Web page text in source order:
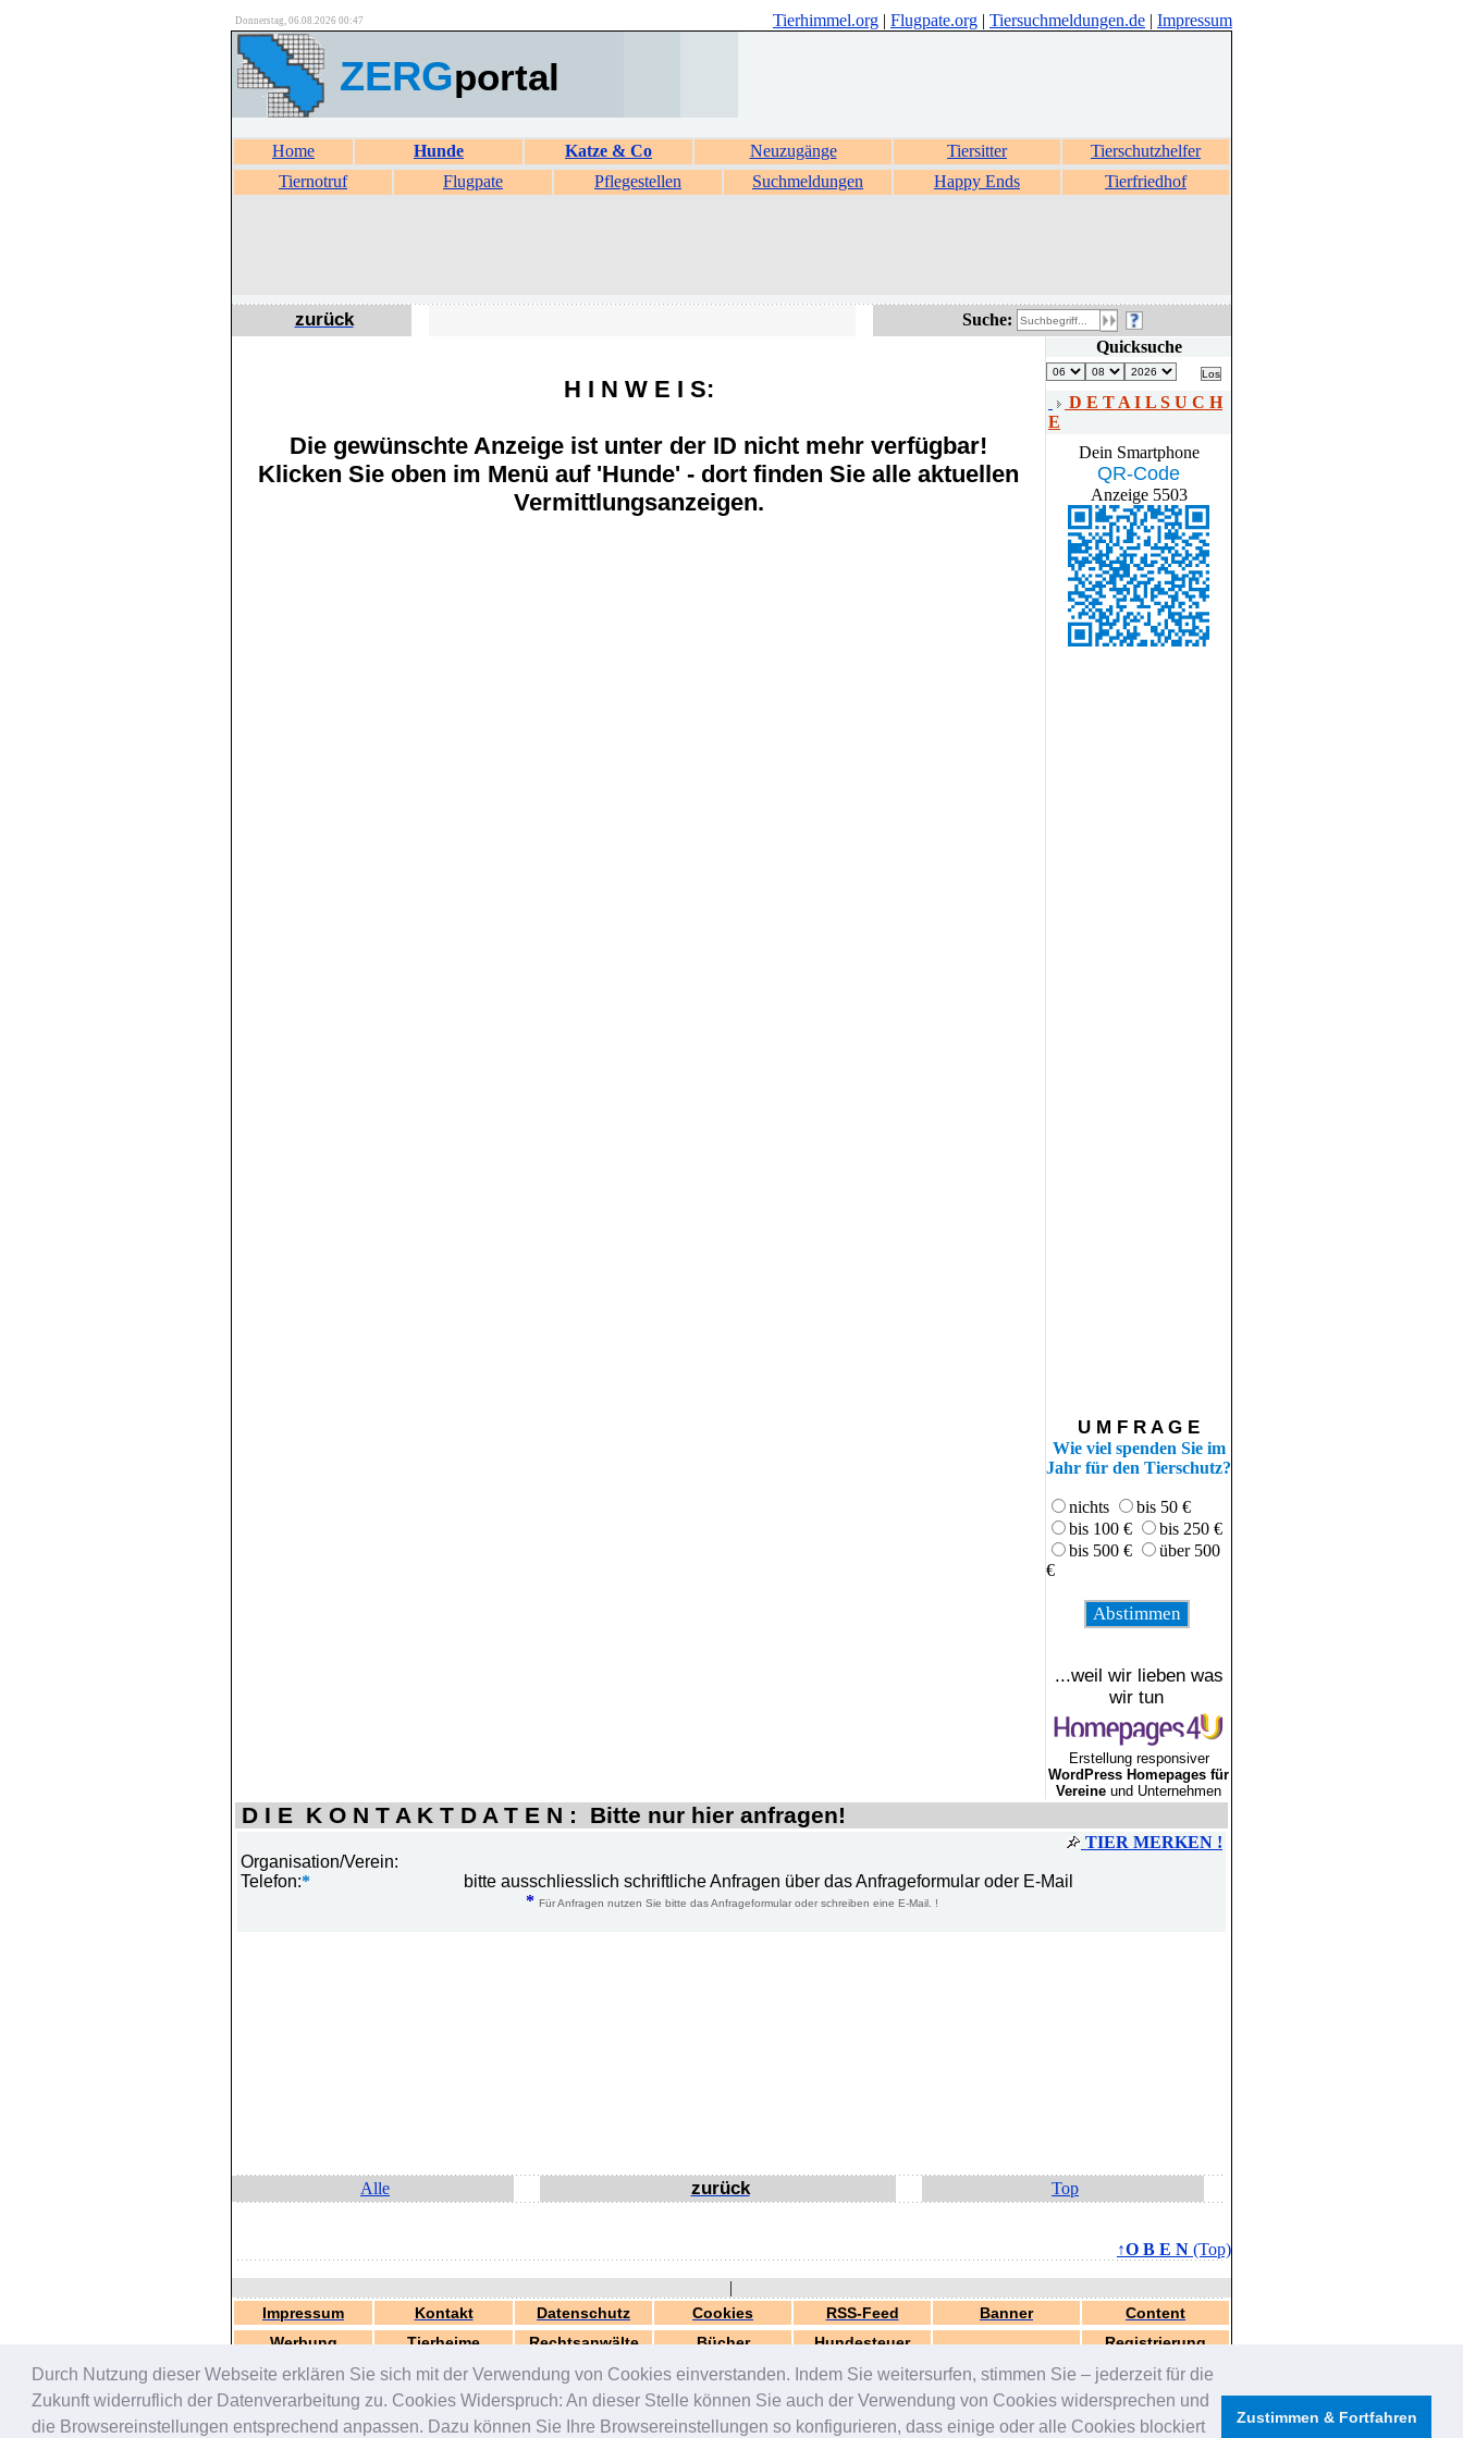
Durch Nutzung dieser Webseite erklären Sie sich mit der Verwendung von Cookies einverstanden. Indem Sie weitersurfen, stimmen Sie – jederzeit für die
Zukunft widerruflich der Datenverarbeitung zu. Cookies Widerspruch: An dieser Stelle können Sie auch der Verwendung von Cookies widersprechen und
die Browsereinstellungen entsprechend anpassen. Dazu können Sie Ihre Browsereinstellungen so konfigurieren, dass einige oder alle Cookies blockiert
Zustimmen & Fortfahren
Donnerstag, 06.08.2026 00:47 Tierhimmel.org | Flugpate.org | Tiersuchmeldungen.de | Impressum
ZERGportal
Home Hunde Katze & Co Neuzugänge Tiersitter
Tierschutzhelfer
Tiernotruf
Flugpate Pflegestellen Suchmeldungen Happy Ends Tierfriedhof
zurück Suche:
H I N W E I S:
Die gewünschte Anzeige ist unter der ID nicht mehr verfügbar!
Klicken Sie oben im Menü auf 'Hunde' - dort finden Sie alle aktuellen
Vermittlungsanzeigen.
Quicksuche
D E T A I L S U C H
E
Dein Smartphone
QR-Code
Anzeige 5503
U M F R A G E
Wie viel spenden Sie im
Jahr für den Tierschutz?
nichts
bis 50 €
bis 100 €
bis 250 €
bis 500 €
über 500
€
...weil wir lieben was
wir tun
Erstellung responsiver
WordPress Homepages für
Vereine und Unternehmen
D I E K O N T A K T D A T E N : Bitte nur hier anfragen!
TIER MERKEN !
Organisation/Verein:
Telefon:*
bitte ausschliesslich schriftliche Anfragen über das Anfrageformular oder E-Mail
* Für Anfragen nutzen Sie bitte das Anfrageformular oder schreiben eine E-Mail. !
Alle zurück Top
↑O B E N (Top)
|
Impressum Kontakt Datenschutz Cookies RSS-Feed Banner
Content
Werbung
Tierheime Rechtsanwälte Bücher Hundesteuer Registrierung
generiert in 0.03 Sek.
© 2000-2026 by
ZERGportal